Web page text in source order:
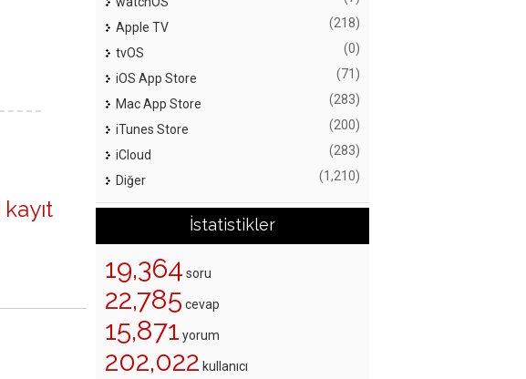
kayıt
Apple TV (218)
tvOS (0)
iOS App Store (71)
Mac App Store (283)
iTunes Store (200)
iCloud (283)
Diğer (1,210)
İstatistikler
19,364 soru
22,785 cevap
15,871 yorum
202,022 kullanıcı